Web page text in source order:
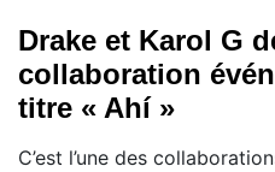
Drake et Karol G
collaboration
titre « Ahí »
C’est l’une des